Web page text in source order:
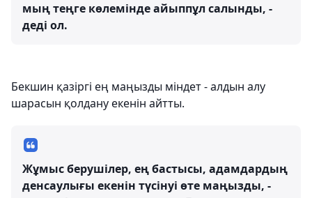
мың теңге көлемінде айыппұл салынды, -
деді ол.
Бекшин қазіргі ең маңызды міндет - алдын алу
шарасын қолдану екенін айтты.
Жұмыс берушілер, ең бастысы, адамдардың
денсаулығы екенін түсінуі өте маңызды, -